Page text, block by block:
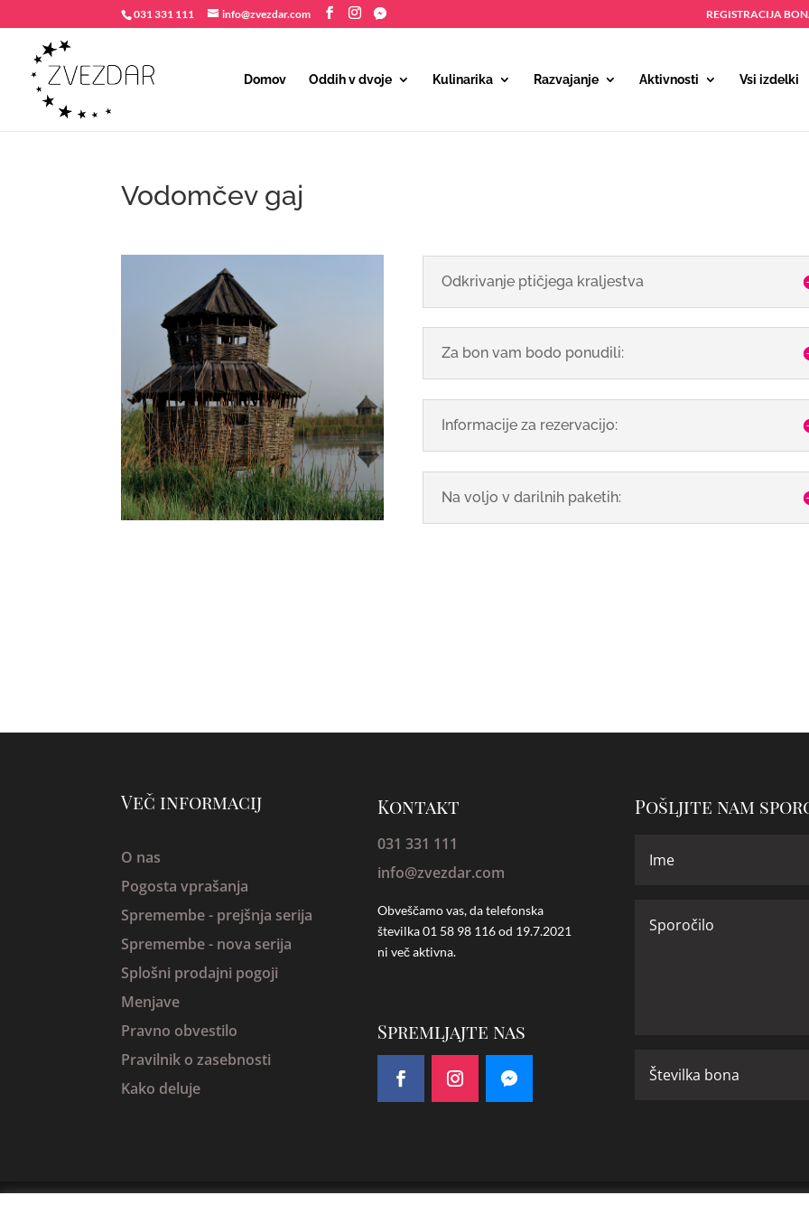
031 331 111 info@zvezdar.com REGISTRACIJA
Domov Oddih v dvoje Kulinarika Razvajanje Aktivnosti Vsi izdelki
Vodomčev gaj
Odkrivanje ptičjega kraljestva
Za bon vam bodo ponudili:
Informacije za rezervacijo:
Na voljo v darilnih paketih:
Več informacij
O nas
Pogosta vprašanja
Spremembe - prejšnja serija
Spremembe - nova serija
Splošni prodajni pogoji
Menjave
Pravno obvestilo
Pravilnik o zasebnosti
Kako deluje
Kontakt
031 331 111
info@zvezdar.com
Obveščamo vas, da telefonska
številka01 58 98 116 od 19.7.2021
ni več aktivna.
Spremljajte nas
Pošljite nam